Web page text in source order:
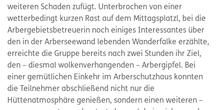
weiteren Schaden zufügt. Unterbrochen von einer
wetterbedingt kurzen Rast auf dem Mittagsplatzl, bei die
Arbergebietsbetreuerin noch einiges Interessantes über
den in der Arberseewand lebenden Wanderfalke erzählte,
erreichte die Gruppe bereits nach zwei Stunden ihr Ziel,
den – diesmal wolkenverhangenden – Arbergipfel. Bei
einer gemütlichen Einkehr im Arberschutzhaus konnten
die Teilnehmer abschließend nicht nur die
Hüttenatmosphäre genießen, sondern einen weiteren –